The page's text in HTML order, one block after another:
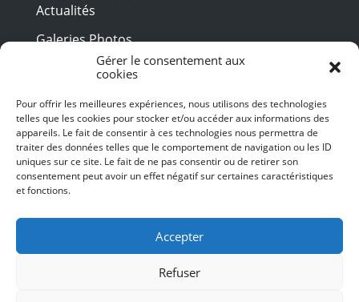
Gérer le consentement aux
cookies
Pour offrir les meilleures expériences, nous utilisons des technologies
telles que les cookies pour stocker et/ou accéder aux informations des
appareils. Le fait de consentir à ces technologies nous permettra de
traiter des données telles que le comportement de navigation ou les ID
uniques sur ce site. Le fait de ne pas consentir ou de retirer son
consentement peut avoir un effet négatif sur certaines caractéristiques
et fonctions.
Accepter
Refuser
Actualités
Galeries Photos
Vidéothèque
Programme PDF
Billetterie
Recrutement
Mentions légales
Politique de confidentialité
SUIVEZ-NOUS